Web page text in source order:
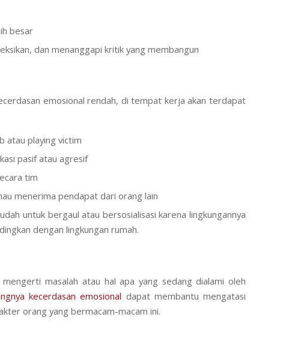
besar
dan menanggapi kritik yang membangun
emosional rendah, di tempat kerja akan terdapat
atau playing victim
pasif atau agresif
tim
menerima pendapat dari orang lain
untuk bergaul atau bersosialisasi karena lingkungannya
dengan lingkungan rumah.
masalah atau hal apa yang sedang dialami oleh
kecerdasan emosional dapat membantu mengatasi
orang yang bermacam-macam ini.